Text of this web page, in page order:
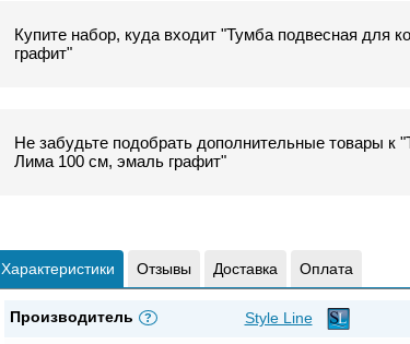
Купите набор, куда входит "Тумба подвесная для
графит"
Не забудьте подобрать дополнительные товары к
Лима 100 см, эмаль графит"
Характеристики Отзывы Доставка Оплата
Производитель ? Style Line